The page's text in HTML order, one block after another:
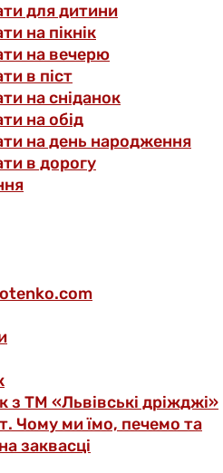
для дитини
на пікнік
на вечерю
в піст
на сніданок
на обід
на день народження
в дорогу
з ТМ «Львівські дріжджі»
Чому ми їмо, печемо та
заквасці